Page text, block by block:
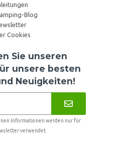
Blog
Cookies
Sie unseren
unsere besten
Neuigkeiten!
Informationen werden nur für
verwendet.